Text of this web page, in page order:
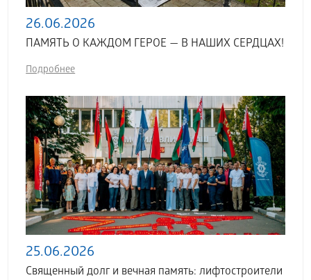
26.06.2026
ПАМЯТЬ О КАЖДОМ ГЕРОЕ — В НАШИХ СЕРДЦАХ!
Подробнее
25.06.2026
Священный долг и вечная память: лифтостроители